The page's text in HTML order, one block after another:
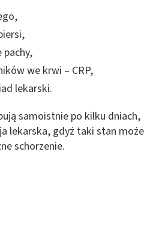
pachy,
we krwi – CRP,
lekarski.
samoistnie po kilku dniach,
lekarska, gdyż taki stan może
schorzenie.